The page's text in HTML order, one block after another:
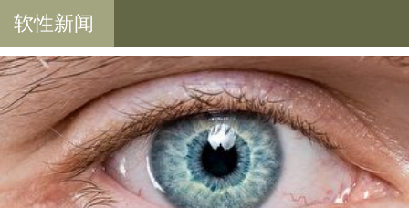
软性新闻